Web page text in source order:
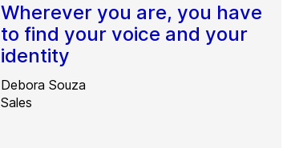
Wherever you are, you have
to find your voice and your
identity
Debora Souza
Sales